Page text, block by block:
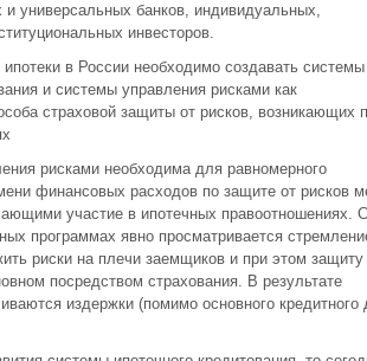
и универсальных банков, индивидуальных,
инвесторов.
в России необходимо создавать системы
и системы управления рисками как
страховой защиты от рисков, возникающих
рисками необходима для равномерного
финансовых расходов по защите от рисков
участие в ипотечных правоотношениях.
программах явно просматривается
риски на плечи заемщиков и при этом защиту
посредством страхования. В результате
издержки (помимо основного кредитного